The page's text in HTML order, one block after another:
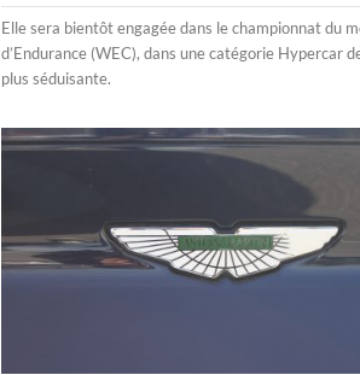
Elle sera bientôt engagée dans le championnat du
d’Endurance (WEC), dans une catégorie Hypercar
plus séduisante.